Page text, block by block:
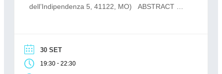
dell’Indipendenza 5, 41122, MO) ABSTRACT Gli
ortopedico-funzionale e biomeccanica. Gli
apparecchi vengono classificati in base alla […]
30 SET
19:30 - 22:30